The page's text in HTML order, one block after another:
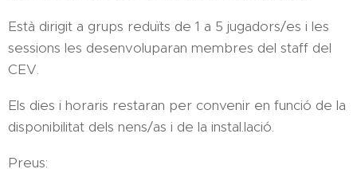
Està dirigit a grups reduïts de 1 a 5 jugadors/es i les
sessions les desenvoluparan membres del staff del
CEV.
Els dies i horaris restaran per convenir en funció de la
disponibilitat dels nens/as i de la instal.lació.
Preus: